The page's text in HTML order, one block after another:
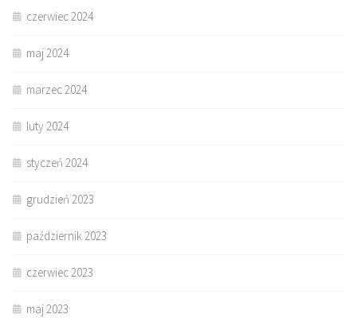
czerwiec 2024
maj 2024
marzec 2024
luty 2024
styczeń 2024
grudzień 2023
październik 2023
czerwiec 2023
maj 2023